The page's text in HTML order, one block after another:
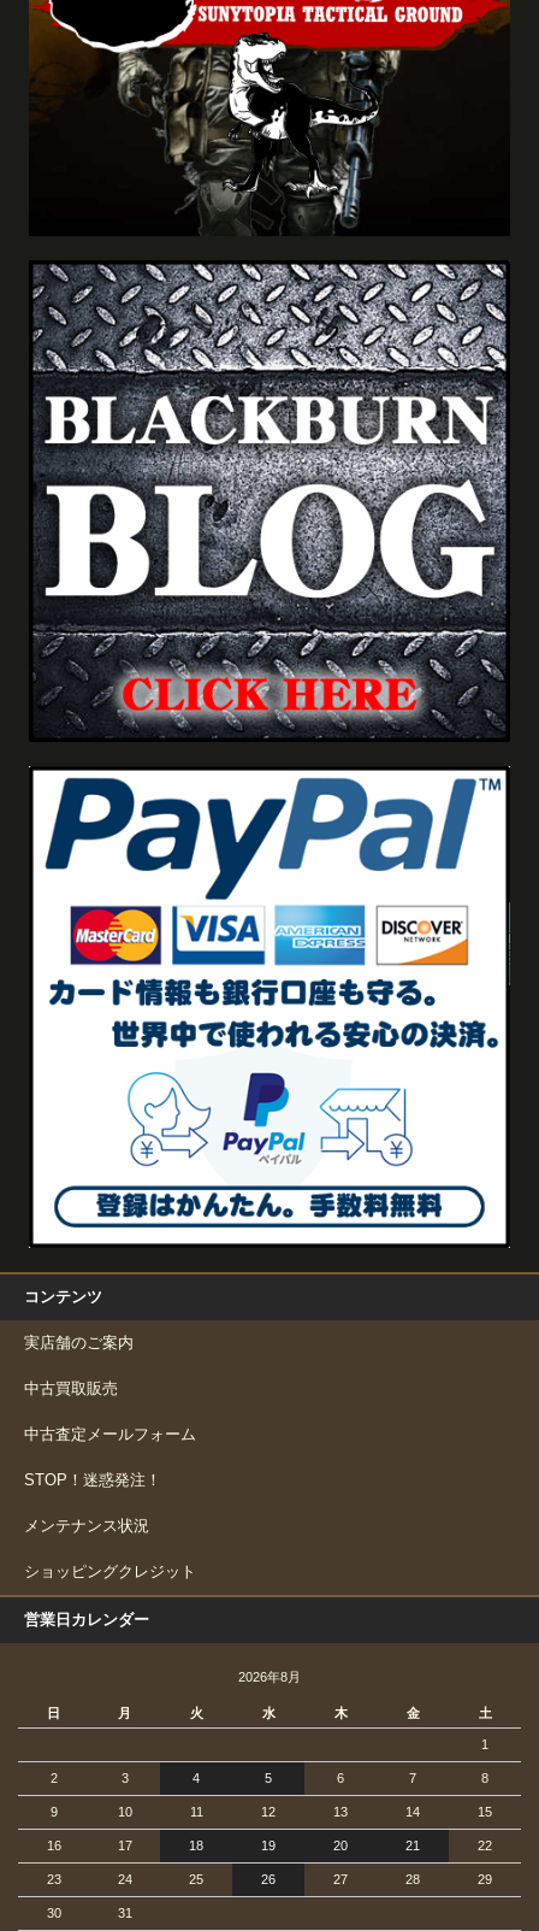
コンテンツ
実店舗のご案内
中古買取販売
中古査定メールフォーム
STOP！迷惑発注！
メンテナンス状況
ショッピングクレジット
営業日カレンダー
2026年8月
日 月 火 水 木 金 土
1
2 3 4 5 6 7 8
9 10 11 12 13 14 15
16 17 18 19 20 21 22
23 24 25 26 27 28 29
30 31